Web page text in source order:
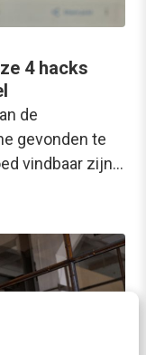
4 hacks
de
gevonden te
vindbaar zijn…